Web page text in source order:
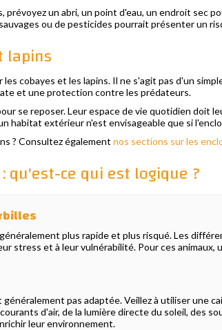
prévoyez un abri, un point d'eau, un endroit sec
ou de pesticides pourrait présenter un
lapins
cobayes et les lapins. Il ne s'agit pas d'un
et une protection contre les prédateurs.
se reposer. Leur espace de vie quotidien doit
habitat extérieur n'est envisageable que si
? Consultez également nos sections sur les
qu'est-ce qui est logique ?
plus rapide et plus risqué. Les
stress et à leur vulnérabilité. Pour ces
pas adaptée. Veillez à utiliser une
d'air, de la lumière directe du soleil, des
leur environnement.